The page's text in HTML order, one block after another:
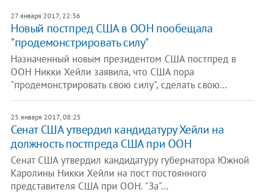
27 января 2017, 22:36
Новый постпред США в ООН пообещала
"продемонстрировать силу"
Назначенный новым президентом США постпред в
ООН Никки Хейли заявила, что США пора
"продемонстрировать свою силу", сделать свою…
25 января 2017, 08:25
Сенат США утвердил кандидатуру Хейли на
должность постпреда США при ООН
Сенат США утвердил кандидатуру губернатора Южной
Каролины Никки Хейли на пост постоянного
представителя США при ООН. "За"…